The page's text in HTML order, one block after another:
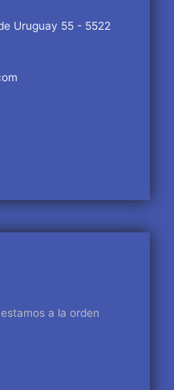
Uruguay 55 - 5522
a la orden